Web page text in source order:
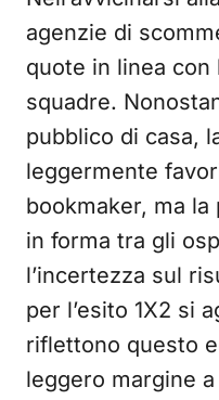
agenzie di
quote in linea con
squadre.
pubblico di casa,
leggermente
bookmaker, ma
in forma tra gli
l’incertezza sul
per l’esito 1X2 si
riflettono questo
leggero margine